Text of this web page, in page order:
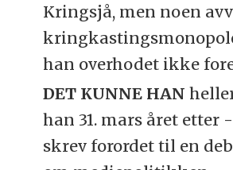
Kringsjå, men noen
han overhodet ikke
DET KUNNE HAN
han 31. mars året etter -
skrev forordet til en